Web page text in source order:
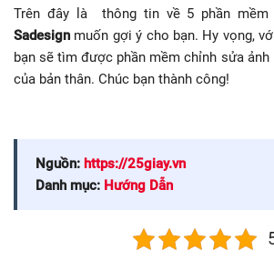
Trên đây là thông tin về 5 phần mềm
Sadesign muốn gợi ý cho bạn. Hy vọng,
bạn sẽ tìm được phần mềm chỉnh sửa ảnh
của bản thân. Chúc bạn thành công!
Nguồn: https://25giay.vn
Danh mục: Hướng Dẫn